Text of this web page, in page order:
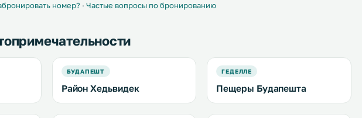
номер? · Частые вопросы по бронированию
БУДАПЕШТ
Район Хедьвидек
ГЕДЕЛЛЕ
Пещеры Будапешта